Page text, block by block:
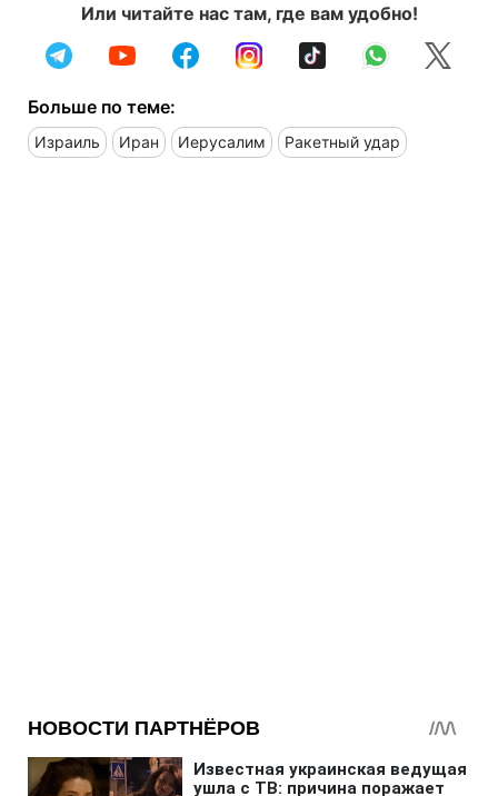
Или читайте нас там, где вам удобно!
Больше по теме:
Израиль Иран Иерусалим Ракетный удар